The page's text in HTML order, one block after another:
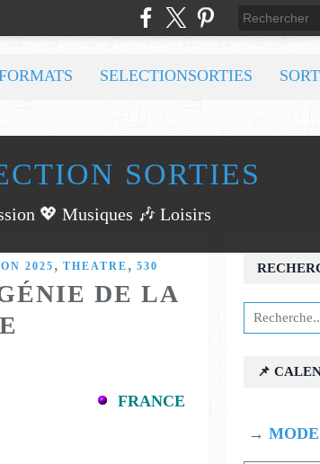
SORTIES
💖 Musiques 🎶 Loisirs
SELECTIONSORTIES
2025 , THEATRE , 530
DE LA
FRANCE
📌
→